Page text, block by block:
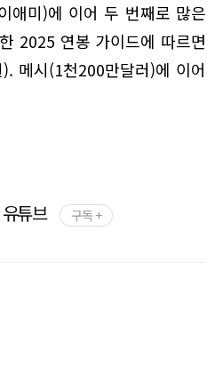
애미)에 이어 두 번째로 많은
2025 연봉 가이드에 따르면
메시(1천200만달러)에 이어
유튜브 구독 +